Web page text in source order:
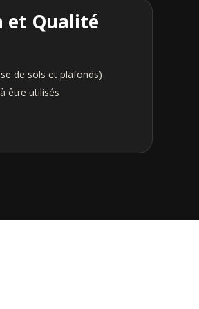
et Qualité
de sols et plafonds)
être utilisés